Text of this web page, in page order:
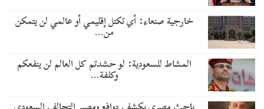
خارجية صنعاء: أي تكتل إقليمي أو عالمي لن يتمكن
من…
المشاط للسعودية: لو حشدتم كل العالم لن ينفعكم
وكلفة…